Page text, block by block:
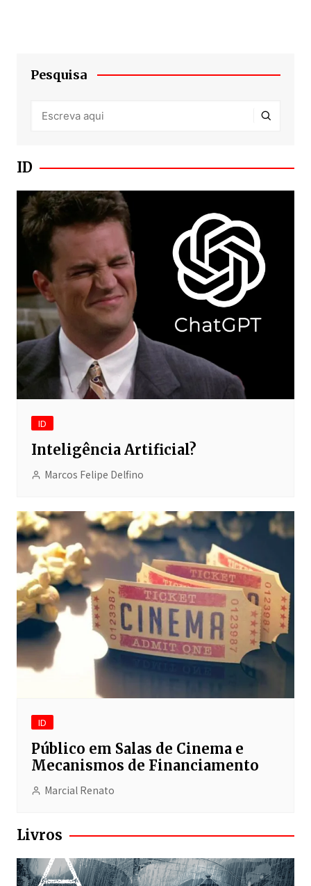
Pesquisa
ID
ID
Inteligência Artificial?
Marcos Felipe Delfino
ID
Público em Salas de Cinema e
Mecanismos de Financiamento
Marcial Renato
Livros